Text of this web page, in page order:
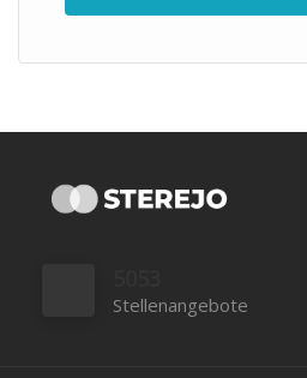
Stellenangebote